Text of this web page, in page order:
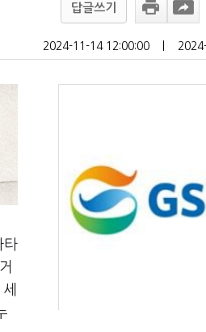
답글쓰기
2024-11-14 12:00:00
타